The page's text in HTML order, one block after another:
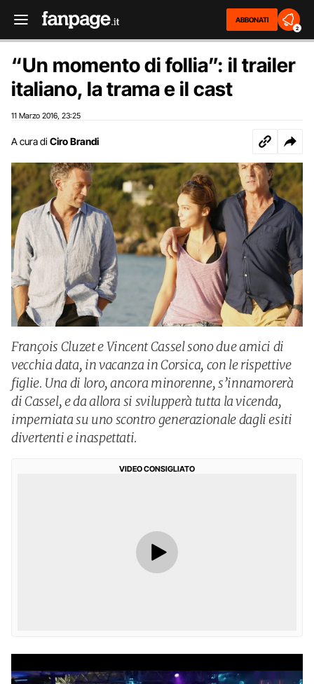
ABBONATI
2
“Un momento di follia”: il trailer
italiano, la trama e il cast
11 Marzo 2016 23:25
A cura di Ciro Brandi
François Cluzet e Vincent Cassel sono due amici di
vecchia data, in vacanza in Corsica, con le rispettive
figlie. Una di loro, ancora minorenne, s’innamorerà
di Cassel, e da allora si svilupperà tutta la vicenda,
imperniata su uno scontro generazionale dagli esiti
divertenti e inaspettati.
VIDEO CONSIGLIATO